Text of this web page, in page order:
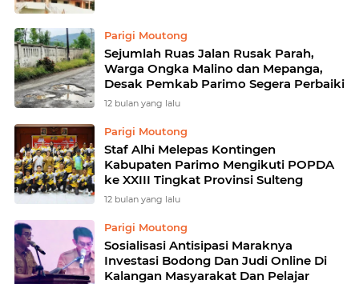
Parigi Moutong
Sejumlah Ruas Jalan Rusak Parah,
Warga Ongka Malino dan Mepanga,
Desak Pemkab Parimo Segera Perbaiki
12 bulan yang lalu
Parigi Moutong
Staf Alhi Melepas Kontingen
Kabupaten Parimo Mengikuti POPDA
ke XXIII Tingkat Provinsi Sulteng
12 bulan yang lalu
Parigi Moutong
Sosialisasi Antisipasi Maraknya
Investasi Bodong Dan Judi Online Di
Kalangan Masyarakat Dan Pelajar